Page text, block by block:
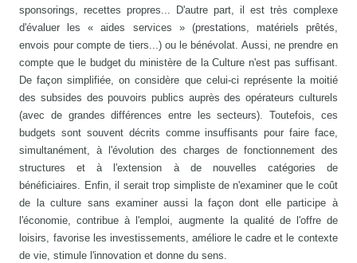
sponsorings, recettes propres... D'autre part, il est très complexe
d'évaluer les « aides services » (prestations, matériels prêtés,
envois pour compte de tiers...) ou le bénévolat. Aussi, ne prendre en
compte que le budget du ministère de la Culture n'est pas suffisant.
De façon simplifiée, on considère que celui-ci représente la moitié
des subsides des pouvoirs publics auprès des opérateurs culturels
(avec de grandes différences entre les secteurs). Toutefois, ces
budgets sont souvent décrits comme insuffisants pour faire face,
simultanément, à l'évolution des charges de fonctionnement des
structures et à l'extension à de nouvelles catégories de
bénéficiaires. Enfin, il serait trop simpliste de n'examiner que le coût
de la culture sans examiner aussi la façon dont elle participe à
l'économie, contribue à l'emploi, augmente la qualité de l'offre de
loisirs, favorise les investissements, améliore le cadre et le contexte
de vie, stimule l'innovation et donne du sens.